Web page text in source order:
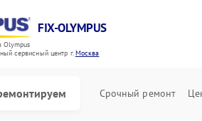
FIX-OLYMPUS
Olympus
cервисный центр г.Москва
Срочный ремонт